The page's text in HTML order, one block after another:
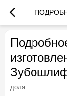
доля